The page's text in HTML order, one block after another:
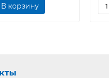
В корзину